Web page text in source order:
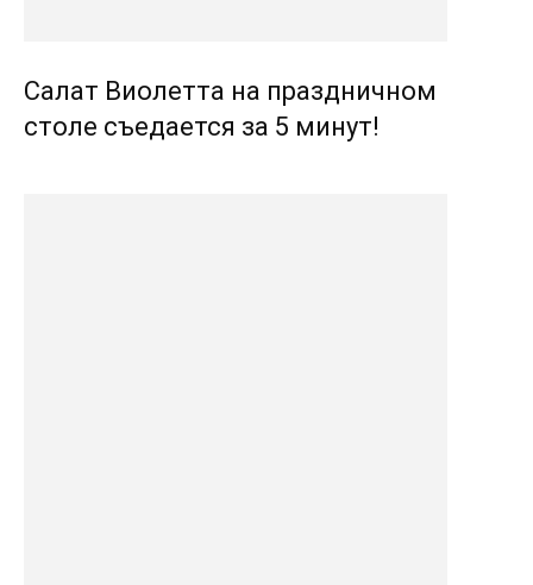
Салат Виолетта на праздничном
столе съедается за 5 минут!